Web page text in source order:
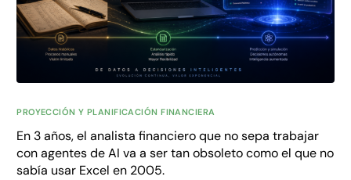
PROYECCIÓN Y PLANIFICACIÓN FINANCIERA
En 3 años, el analista financiero que no sepa trabajar
con agentes de AI va a ser tan obsoleto como el que no
sabía usar Excel en 2005.